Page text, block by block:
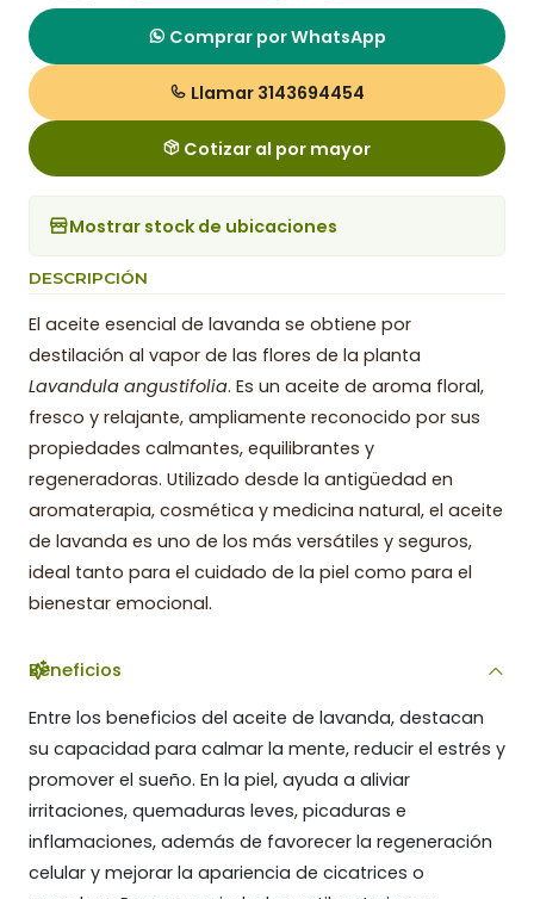
Comprar por WhatsApp
Llamar 3143694454
Cotizar al por mayor
Mostrar stock de ubicaciones
DESCRIPCIÓN
El aceite esencial de lavanda se obtiene por
destilación al vapor de las flores de la planta
Lavandula angustifolia. Es un aceite de aroma floral,
fresco y relajante, ampliamente reconocido por sus
propiedades calmantes, equilibrantes y
regeneradoras. Utilizado desde la antigüedad en
aromaterapia, cosmética y medicina natural, el aceite
de lavanda es uno de los más versátiles y seguros,
ideal tanto para el cuidado de la piel como para el
bienestar emocional.
Beneficios
Entre los beneficios del aceite de lavanda, destacan
su capacidad para calmar la mente, reducir el estrés y
promover el sueño. En la piel, ayuda a aliviar
irritaciones, quemaduras leves, picaduras e
inflamaciones, además de favorecer la regeneración
celular y mejorar la apariencia de cicatrices o